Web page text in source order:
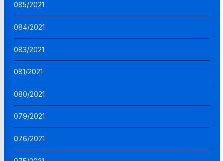
085/2021
084/2021
083/2021
081/2021
080/2021
079/2021
076/2021